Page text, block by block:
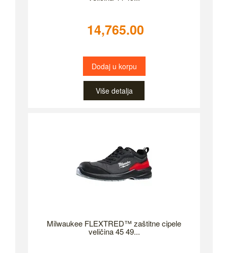
14,765.00
Dodaj u korpu
Više detalja
Milwaukee FLEXTRED™ zaštitne cipele
veličina 45 49...